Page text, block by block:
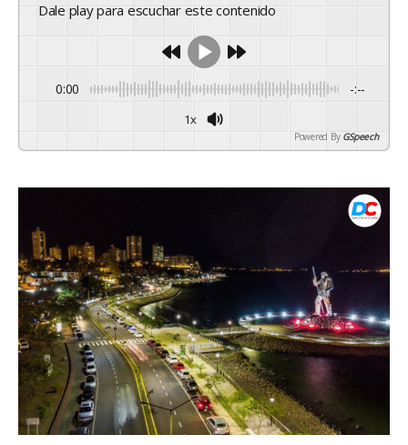
Dale play para escuchar este contenido
0:00 -:--
1x
Powered By GSpeech